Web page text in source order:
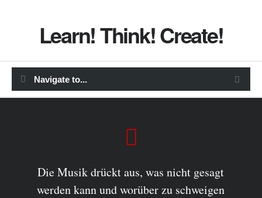
Learn! Think! Create!
Die Musik drückt aus, was nicht gesagt
werden kann und worüber zu schweigen